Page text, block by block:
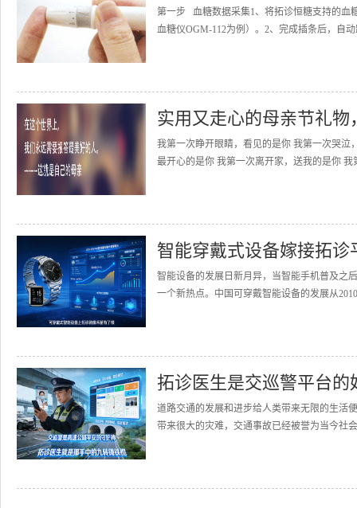
第一步 血糖数据采集1、将拓诊恒糖支持的血
血糖仪OGM-112为例）。2、完成插条后，自
实用又走心的母亲节礼
我第一次睁开眼睛，看见的是你 我第一次哭泣
最开心的是你 我第一次离开家，送我的是你
智能穿戴式设备嫁接拓
智能设备的发展日新月异，当智能手机普及之
一个新热点。中国可穿戴智能设备的发展从
拓诊医生是交巡警平台的
道路交通的发展和进步给人类带来无限的生活
带来很大的灾难，交通事故已经被誉为当今社